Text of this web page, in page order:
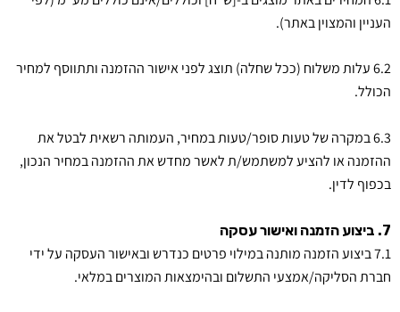
העניין והמצוין באתר).
6.2 עלות משלוח (ככל שחלה) תוצג לפני אישור ההזמנה ותתווסף למחיר
הכולל.
6.3 במקרה של טעות סופר/טעות במחיר, העמותה רשאית לבטל את
ההזמנה או להציע למשתמש/ת לאשר מחדש את ההזמנה במחיר הנכון,
בכפוף לדין.
7. ביצוע הזמנה ואישור עסקה
7.1 ביצוע הזמנה מותנה במילוי פרטים כנדרש ובאישור העסקה על ידי
חברת הסליקה/אמצעי התשלום ובהימצאות המוצרים במלאי.